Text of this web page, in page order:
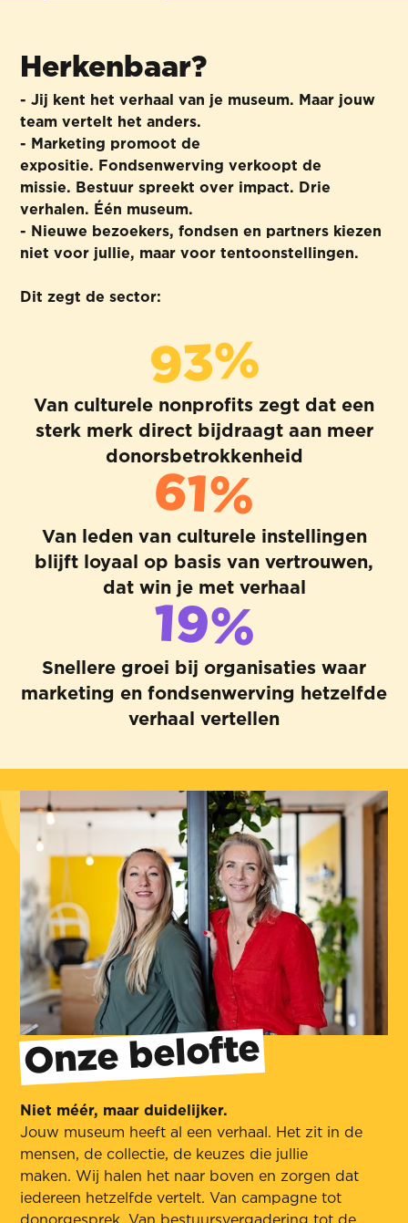
Herkenbaar?
- Jij kent het verhaal van je museum. Maar jouw
team vertelt het anders.
- Marketing promoot de
expositie. Fondsenwerving verkoopt de
missie. Bestuur spreekt over impact. Drie
verhalen. Één museum.
- Nieuwe bezoekers, fondsen en partners kiezen
niet voor jullie, maar voor tentoonstellingen.
Dit zegt de sector:
93%
Van culturele nonprofits zegt dat een
sterk merk direct bijdraagt aan meer
donorsbetrokkenheid
61%
Van leden van culturele instellingen
blijft loyaal op basis van vertrouwen,
dat win je met verhaal
19%
Snellere groei bij organisaties waar
marketing en fondsenwerving hetzelfde
verhaal vertellen
Onze belofte
Niet méér, maar duidelijker.
Jouw museum heeft al een verhaal. Het zit in de
mensen, de collectie, de keuzes die jullie
maken. Wij halen het naar boven en zorgen dat
iedereen hetzelfde vertelt. Van campagne tot